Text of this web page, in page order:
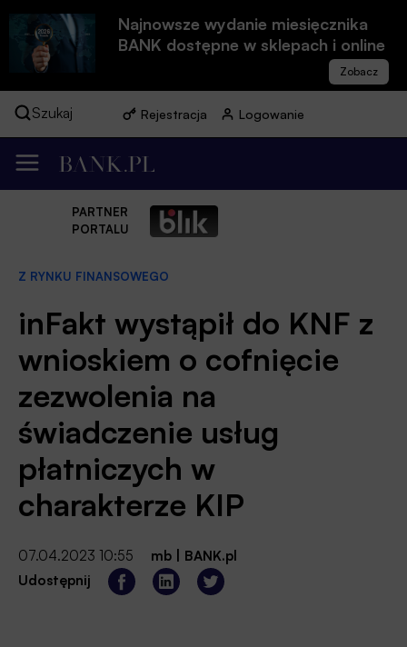
Najnowsze wydanie miesięcznika
BANK dostępne w sklepach i online
Szukaj Rejestracja Logowanie
PARTNER
PORTALU
Z RYNKU FINANSOWEGO
inFakt wystąpił do KNF z
wnioskiem o cofnięcie
zezwolenia na
świadczenie usług
płatniczych w
charakterze KIP
07.04.2023 10:55 mb
BANK.pl
Udostępnij